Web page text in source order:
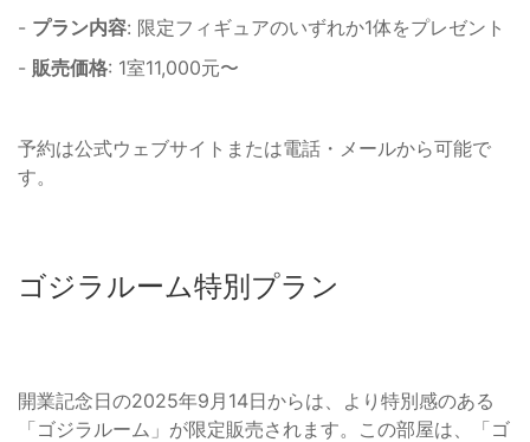
- プラン内容: 限定フィギュアのいずれか1体をプレゼント
- 販売価格: 1室11,000元〜
予約は公式ウェブサイトまたは電話・メールから可能で
す。
ゴジラルーム特別プラン
開業記念日の2025年9月14日からは、より特別感のある
「ゴジラルーム」が限定販売されます。この部屋は、「ゴ